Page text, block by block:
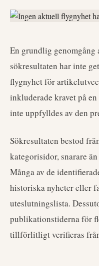
En grundlig
sökresultaten har inte
flygnyhet för
inkluderade kravet på
inte uppfylldes av den
Sökresultaten bestod
kategorisidor, snarare
Många av de
historiska nyheter eller
uteslutningslista.
publikationstiderna för
tillförlitligt verifieras